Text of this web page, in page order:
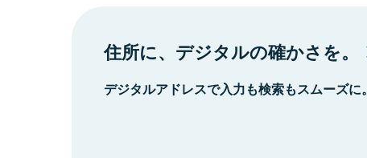
住所に、デジタルの確かさを。
デジタルアドレスで入力も検索もスムーズに。